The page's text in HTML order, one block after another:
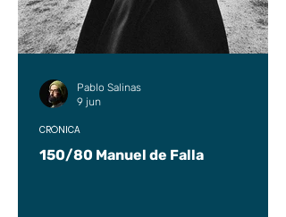
150/80 Manuel de Falla
CRÓNICA
Pablo Salinas
9 jun